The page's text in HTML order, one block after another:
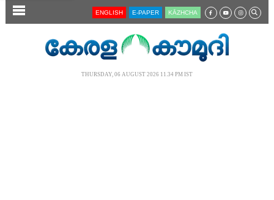
SECTIONS ENGLISH E-PAPER KĀZHCHA
THURSDAY, 06 AUGUST 2026 11.34 PM IST